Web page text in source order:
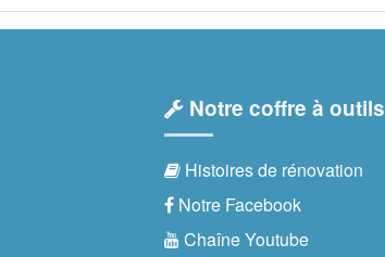
Notre coffre à outils
Histoires de rénovation
Notre Facebook
Chaîne Youtube